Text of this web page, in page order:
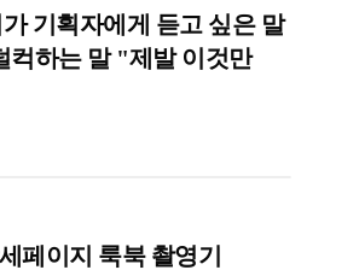
기획자에게 듣고 싶은 말
컥하는 말 "제발 이것만
페이지 룩북 촬영기